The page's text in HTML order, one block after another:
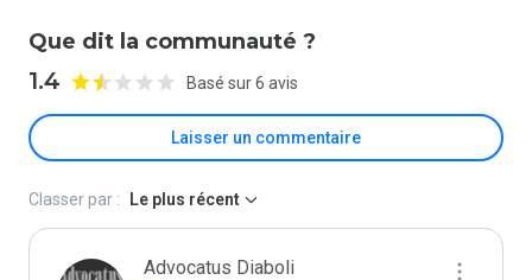
Que dit la communauté ?
1.4 Basé sur 6 avis
Laisser un commentaire
Classer par : Le plus récent
Advocatus Diaboli